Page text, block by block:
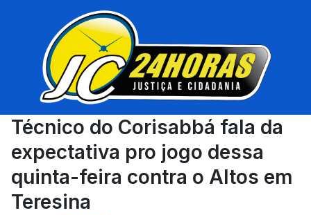
Técnico do Corisabbá fala da
expectativa pro jogo dessa
quinta-feira contra o Altos em
Teresina